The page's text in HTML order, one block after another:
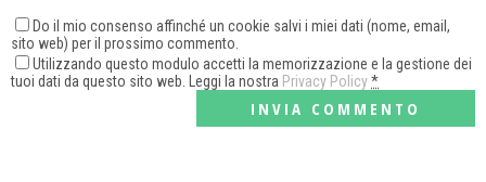
Do il mio consenso affinché un cookie salvi i miei dati (nome, email,
sito web) per il prossimo commento.
Utilizzando questo modulo accetti la memorizzazione e la gestione dei
tuoi dati da questo sito web. Leggi la nostra Privacy Policy*